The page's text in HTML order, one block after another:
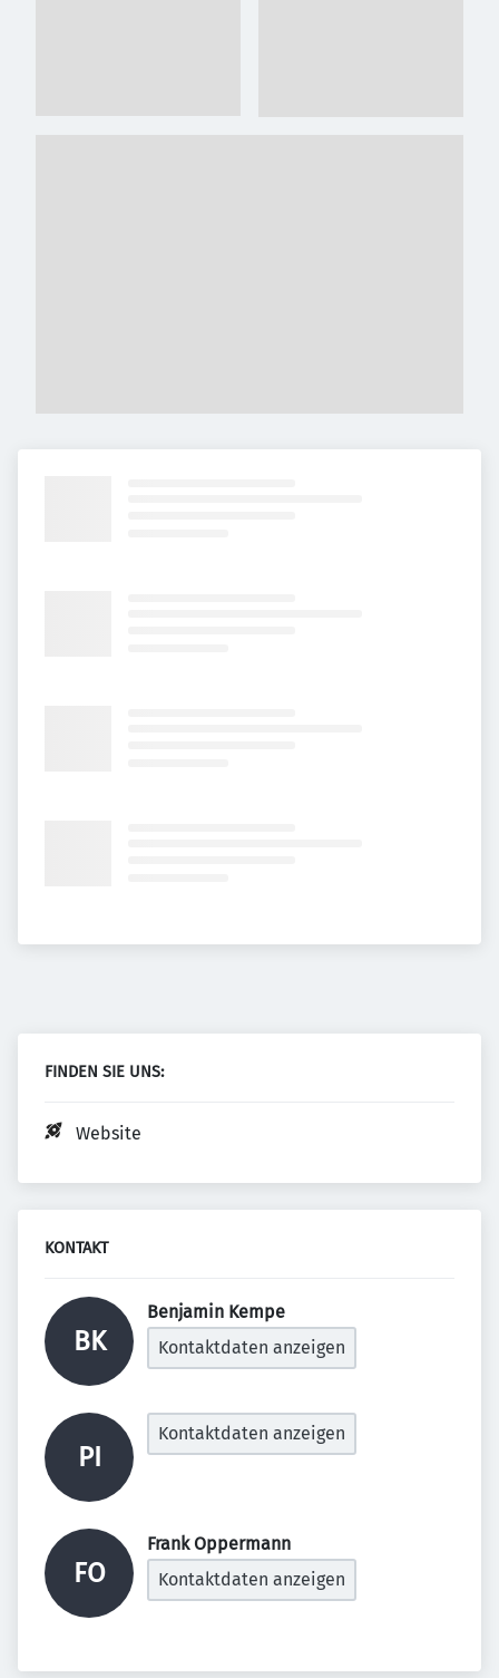
FINDEN SIE UNS:
Website
KONTAKT
BK
Benjamin Kempe
Kontaktdaten anzeigen
PI
Kontaktdaten anzeigen
FO
Frank Oppermann
Kontaktdaten anzeigen